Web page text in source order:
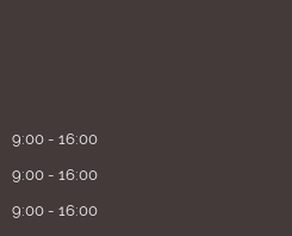
9:00 - 16:00
9:00 - 16:00
9:00 - 16:00